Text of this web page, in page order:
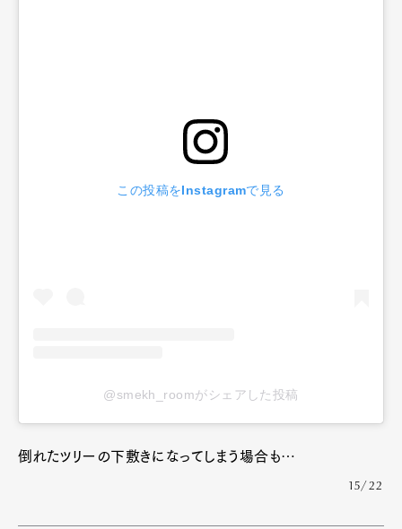
この投稿をInstagramで見る
@smekh_roomがシェアした投稿
倒れたツリーの下敷きになってしまう場合も…
15/22